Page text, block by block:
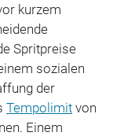
kurzem
Spritpreise
sozialen
der
Tempolimitvon
Einem